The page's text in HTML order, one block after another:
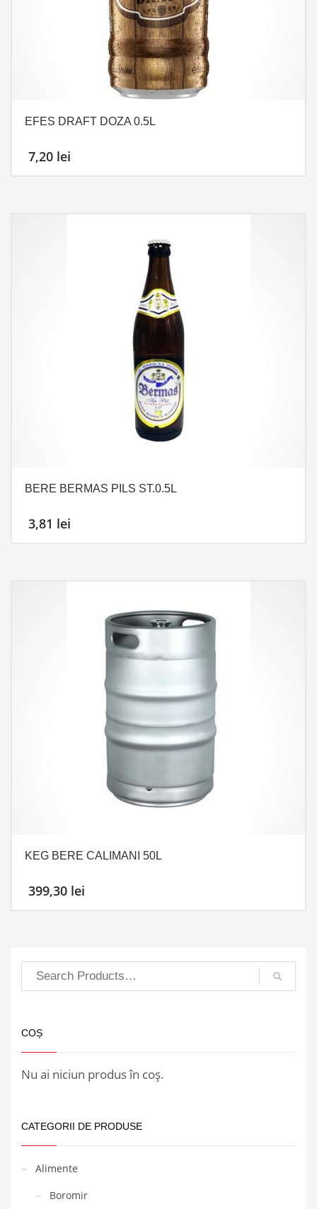
EFES DRAFT DOZA 0.5L
7,20 lei
BERE BERMAS PILS ST.0.5L
3,81 lei
KEG BERE CALIMANI 50L
399,30 lei
COȘ
Nu ai niciun produs în coș.
CATEGORII DE PRODUSE
Alimente
Boromir